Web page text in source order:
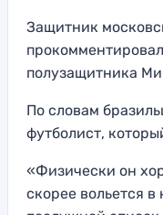
Защитник
полузащитника
По словам
футболист,
«Физически он
скорее вольется